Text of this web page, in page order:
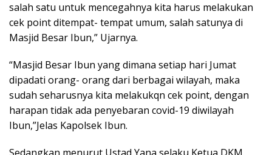
salah satu untuk mencegahnya kita harus melakukan
cek point ditempat- tempat umum, salah satunya di
Masjid Besar Ibun,” Ujarnya.
“Masjid Besar Ibun yang dimana setiap hari Jumat
dipadati orang- orang dari berbagai wilayah, maka
sudah seharusnya kita melakukqn cek point, dengan
harapan tidak ada penyebaran covid-19 diwilayah
Ibun,”Jelas Kapolsek Ibun.